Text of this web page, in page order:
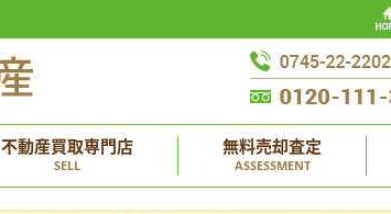
不動産買取専門店
SELL
無料売却査定
ASSESSMENT